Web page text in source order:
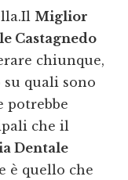
Miglior
Castagnedo
chiunque,
quali sono
potrebbe
che il
Dentale
è quello che